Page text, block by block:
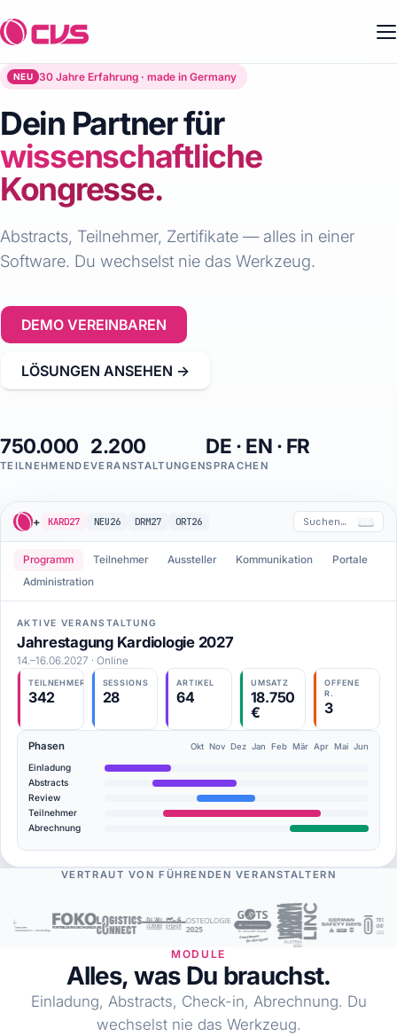
NEU 30 Jahre Erfahrung · made in Germany
Dein Partner für
wissenschaftliche
Kongresse.
Abstracts, Teilnehmer, Zertifikate — alles in einer
Software. Du wechselst nie das Werkzeug.
DEMO VEREINBAREN
LÖSUNGEN ANSEHEN →
750.000
TEILNEHMENDE
2.200
VERANSTALTUNGEN
DE · EN · FR
SPRACHEN
+ KARD27 NEU26 DRM27 ORT26 Suchen…
Programm Teilnehmer Aussteller Kommunikation
Portale
Administration
AKTIVE VERANSTALTUNG
Jahrestagung Kardiologie 2027
14.–16.06.2027 · Online
TEILNEHMER
342
SESSIONS
28
ARTIKEL
64
UMSATZ
18.750
€
OFFENE
R.
3
Phasen Okt Nov Dez Jan Feb Mär Apr Mai Jun
Einladung
Abstracts
Review
Teilnehmer
Abrechnung
VERTRAUT VON FÜHRENDEN VERANSTALTERN
MODULE
Alles, was Du brauchst.
Einladung, Abstracts, Check-in, Abrechnung. Du
wechselst nie das Werkzeug.